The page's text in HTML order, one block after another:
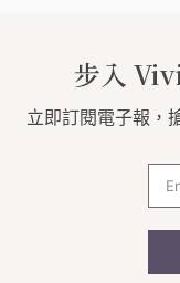
步入
立即訂閱電子報，